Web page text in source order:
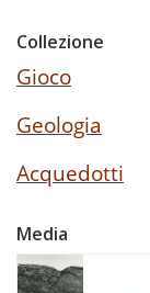
Collezione
Gioco
Geologia
Acquedotti
Media